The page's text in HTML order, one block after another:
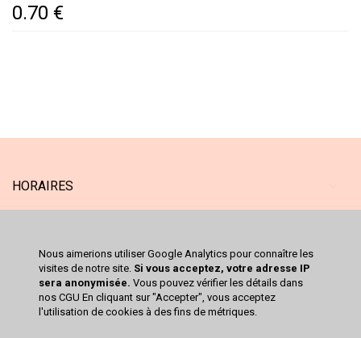
Nous aimerions utiliser Google Analytics pour connaître les
visites de notre site. Si vous acceptez, votre adresse IP
sera anonymisée. Vous pouvez vérifier les détails dans
nos CGU En cliquant sur "Accepter", vous acceptez
l'utilisation de cookies à des fins de métriques.
0.70 €
HORAIRES
SERVICES
CATALOGUE